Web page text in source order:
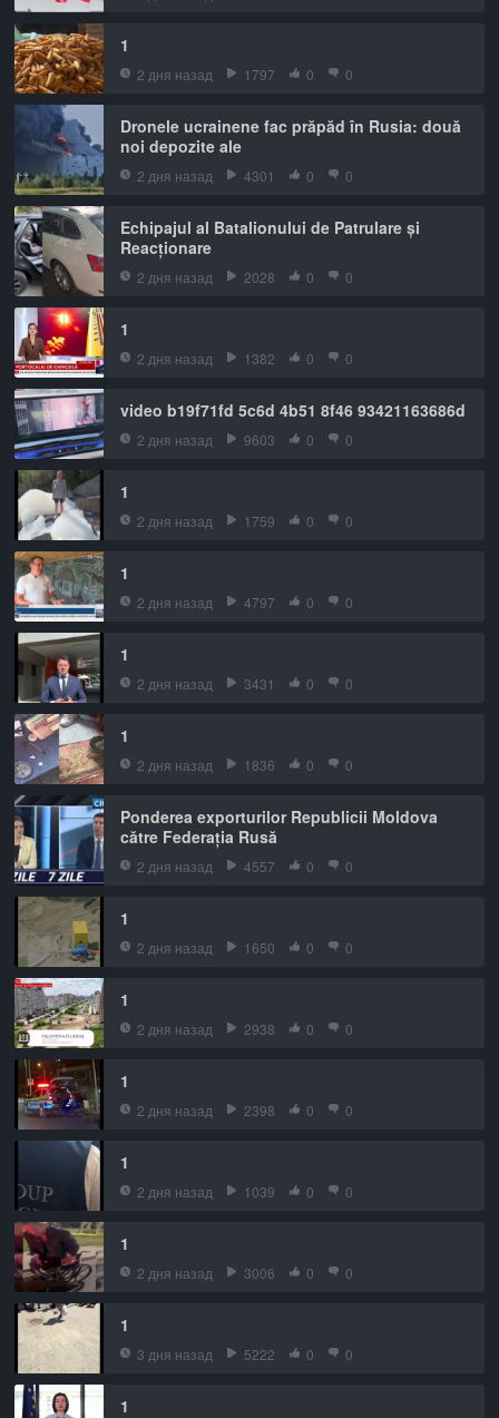
1
2 дня назад 1797 0 0
Dronele ucrainene fac prăpăd în Rusia: două
noi depozite ale
2 дня назад 4301 0 0
Echipajul al Batalionului de Patrulare și
Reacționare
2 дня назад 2028 0 0
1
2 дня назад 1382 0 0
video b19f71fd 5c6d 4b51 8f46 93421163686d
2 дня назад 9603 0 0
1
2 дня назад 1759 0 0
1
2 дня назад 4797 0 0
1
2 дня назад 3431 0 0
1
2 дня назад 1836 0 0
Ponderea exporturilor Republicii Moldova
către Federația Rusă
2 дня назад 4557 0 0
1
2 дня назад 1650 0 0
1
2 дня назад 2938 0 0
1
2 дня назад 2398 0 0
1
2 дня назад 1039 0 0
1
2 дня назад 3006 0 0
1
3 дня назад 5222 0 0
1